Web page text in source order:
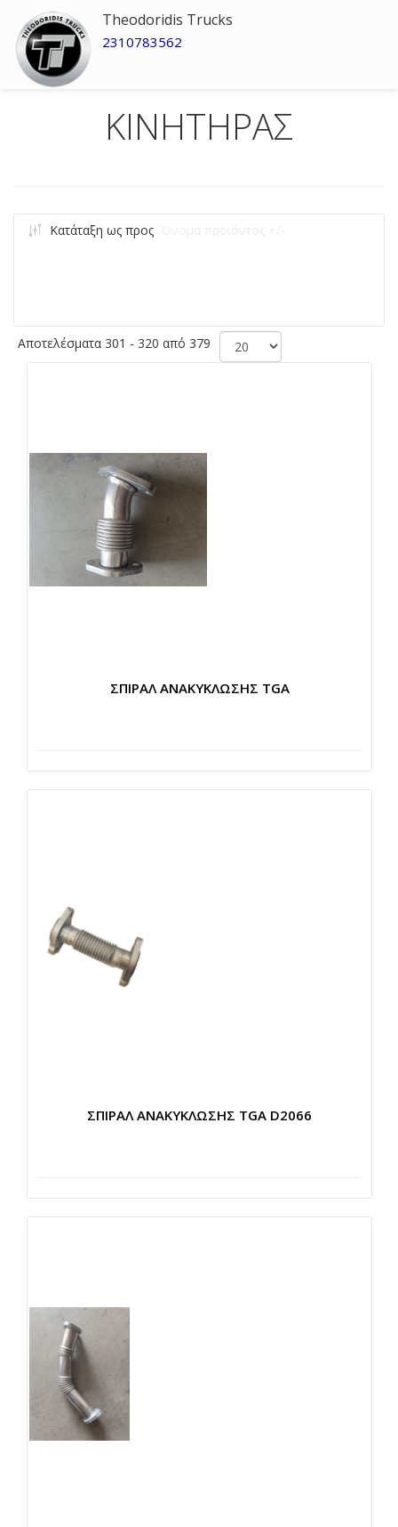
Theodoridis Trucks
2310783562
ΚΙΝΗΤΗΡΑΣ
Κατάταξη ως προς
Αποτελέσματα 301 - 320 από 379
ΣΠΙΡΑΛ ΑΝΑΚΥΚΛΩΣΗΣ TGA
ΣΠΙΡΑΛ ΑΝΑΚΥΚΛΩΣΗΣ TGA D2066